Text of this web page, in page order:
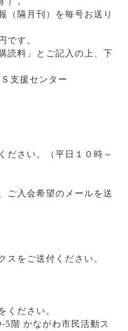
（隔月刊）を毎号お送り
です。
読料」とご記入の上、下
援センター
ださい。（平日１０時～
ご入会希望のメールを送
をご送付ください。
ください。
階 かながわ市民活動ス